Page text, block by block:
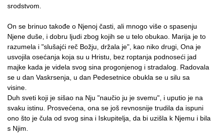
srodstvom.
On se brinuo takođe o Njenoj časti, ali mnogo više o spasenju
Njene duše, i dobru ljudi zbog kojih se u telo obukao. Marija je to
razumela i "slušajći reč Božju, držala je", kao niko drugi, Ona je
usvojila osećanja koja su u Hristu, bez roptanja podnoseći jad
majke kada je videla svog sina progonjenog i stradalog. Radovala
se u dan Vaskrsenja, u dan Pedesetnice obukla se u silu sa
visine.
Duh sveti koji je sišao na Nju "naučio ju je svemu", i uputio je na
svaku istinu. Prosvećena, ona se još revnosnije trudila da ispuni
ono što je čula od svog sina i Iskupitelja, da bi uzišla k Njemu i bila
s Njim.